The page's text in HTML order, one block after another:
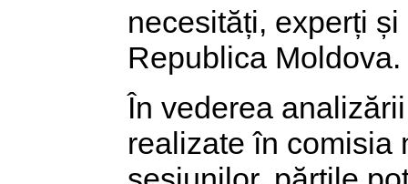
necesități, experți
Republica Moldova.
În vederea
realizate în comisia